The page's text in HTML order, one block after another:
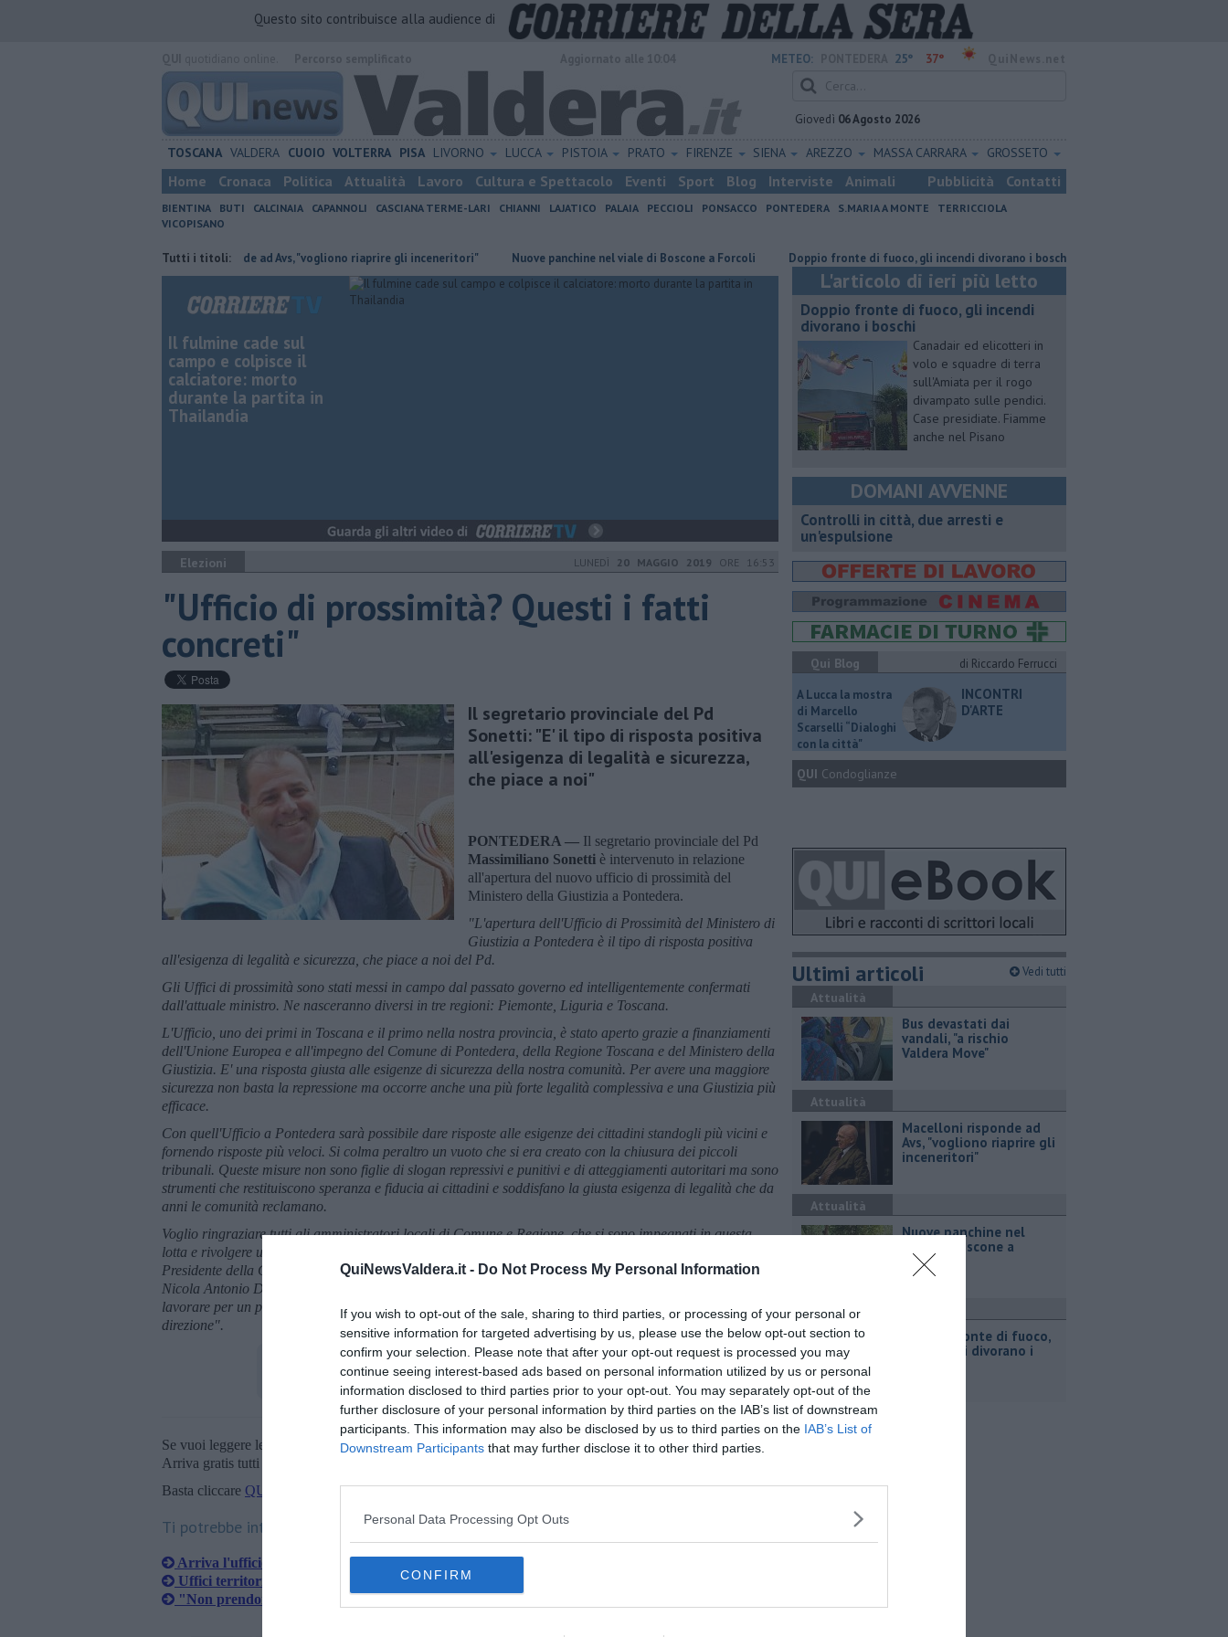
QuiNewsValdera.it - Do Not Process My Personal Information
If you wish to opt-out of the sale, sharing to third parties, or processing of your personal or
sensitive information for targeted advertising by us, please use the below opt-out section to
confirm your selection. Please note that after your opt-out request is processed you may
continue seeing interest-based ads based on personal information utilized by us or personal
information disclosed to third parties prior to your opt-out. You may separately opt-out of the
further disclosure of your personal information by third parties on the IAB’s list of downstream
participants. This information may also be disclosed by us to third parties on the IAB’s List of
Downstream Participants that may further disclose it to other third parties.
Personal Data Processing Opt Outs
CONFIRM
Questo sito contribuisce alla audience di
METEO: 25° 37°
Giovedì 06 Agosto 2026
TOSCANA VALDERA CUOIO VOLTERRA PISA LIVORNO LUCCA PISTOIA PRATO FIRENZE SIENA AREZZO MASSA CARRARA GROSSETO
Home Cronaca Politica Attualità Lavoro Cultura e Spettacolo Eventi Sport Blog Interviste Animali Pubblicità Contatti
BIENTINA BUTI CALCINAIA CAPANNOLI CASCIANA TERME-LARI CHIANNI LAJATICO PALAIA PECCIOLI PONSACCO PONTEDERA S.MARIA A MONTE
TERRICCIOLA
VICOPISANO
Tutti i titoli:
Macelloni risponde ad Avs, "vogliono riaprire gli inceneritori" Nuove panchine nel viale di Boscone a Forcoli Doppio fronte di fuoco, gli incendi divorano i boschi Bus devastati dai vandali, "a
Il fulmine cade sul
campo e colpisce il
calciatore: morto
durante la partita in
Thailandia
Elezioni LUNEDÌ 20 MAGGIO 2019 ORE 16:53
"Ufficio di prossimità? Questi i fatti
concreti"
Il segretario provinciale del Pd
Sonetti: "E' il tipo di risposta positiva
all'esigenza di legalità e sicurezza,
che piace a noi"
PONTEDERA — Il segretario provinciale del Pd
Massimiliano Sonetti è intervenuto in relazione
all'apertura del nuovo ufficio di prossimità del
Ministero della Giustizia a Pontedera.
"L'apertura dell'Ufficio di Prossimità del Ministero di
Giustizia a Pontedera è il tipo di risposta positiva
all'esigenza di legalità e sicurezza, che piace a noi del Pd.
Gli Uffici di prossimità sono stati messi in campo dal passato governo ed intelligentemente confermati
dall'attuale ministro. Ne nasceranno diversi in tre regioni: Piemonte, Liguria e Toscana.
L'Ufficio, uno dei primi in Toscana e il primo nella nostra provincia, è stato aperto grazie a finanziamenti
dell'Unione Europea e all'impegno del Comune di Pontedera, della Regione Toscana e del Ministero della
Giustizia. E' una risposta giusta alle esigenze di sicurezza della nostra comunità. Per avere una maggiore
sicurezza non basta la repressione ma occorre anche una più forte legalità complessiva e una Giustizia più
efficace.
Con quell'Ufficio a Pontedera sarà possibile dare risposte alle esigenze dei cittadini standogli più vicini e
fornendo risposte più veloci. Si colma peraltro un vuoto che si era creato con la chiusura dei piccoli
tribunali. Queste misure non sono figlie di slogan repressivi e punitivi e di atteggiamenti autoritari ma sono
strumenti che restituiscono speranza e fiducia ai cittadini e soddisfano la giusta esigenza di legalità che da
anni le comunità reclamano.
Voglio ringraziare tutti gli amministratori locali di Comune e Regione, che si sono impegnati in questa
lotta e rivolgere un particolare plauso alla disponibilità e alla competenza del Ministero della Giustizia, al
Presidente della Corte d'Appello di Firenze Margherita Cassano e al Presidente del Tribunale di Pisa,
Nicola Antonio Dinisi.Il Pd vuole sicurezza e giustizia. Per ottenere un Paese più giusto e sicuro occorre
lavorare per un più alto livello di legalità in ogni contesto. A Pontedera si è fatto un passo avanti in questa
direzione".
Se vuoi leggere le notizie principali della Toscana iscriviti allaNewsletter QUInews - ToscanaMedia.
Arriva gratis tutti i giorni alle 20:00 direttamente nella tua casella di posta.
Basta cliccare QUI
Ti potrebbe interessare anche:
Arriva l'ufficio giudiziario di prossimità
Uffici territoriali, la domanda di Forza Italia
"Non prendono neanche il cerchio del bersaglio"
L'articolo di ieri più letto
Doppio fronte di fuoco, gli incendi
divorano i boschi
Canadair ed elicotteri in
volo e squadre di terra
sull'Amiata per il rogo
divampato sulle pendici.
Case presidiate. Fiamme
anche nel Pisano
DOMANI AVVENNE
Controlli in città, due arresti e
un'espulsione
Qui Blog
di Riccardo Ferrucci
A Lucca la mostra
di Marcello
Scarselli “Dialoghi
con la città"
INCONTRI
D'ARTE
QUI Condoglianze
Ultimi articoli Vedi tutti
Attualità
Bus devastati dai
vandali, "a rischio
Valdera Move"
Attualità
Macelloni risponde ad
Avs, "vogliono riaprire gli
inceneritori"
Attualità
Nuove panchine nel
viale di Boscone a
Forcoli
Cronaca
Doppio fronte di fuoco,
gli incendi divorano i